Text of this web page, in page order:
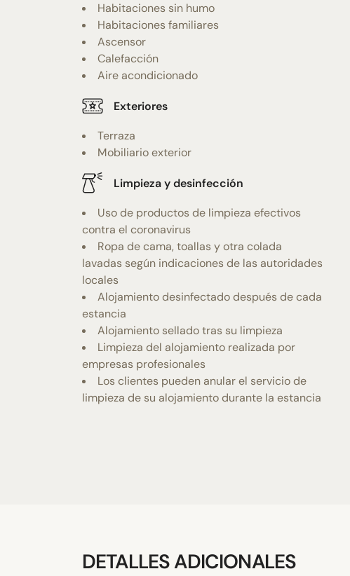
Habitaciones sin humo
Habitaciones familiares
Ascensor
Calefacción
Aire acondicionado
Exteriores
Terraza
Mobiliario exterior
Limpieza y desinfección
Uso de productos de limpieza efectivos
contra el coronavirus
Ropa de cama, toallas y otra colada
lavadas según indicaciones de las autoridades
locales
Alojamiento desinfectado después de cada
estancia
Alojamiento sellado tras su limpieza
Limpieza del alojamiento realizada por
empresas profesionales
Los clientes pueden anular el servicio de
limpieza de su alojamiento durante la estancia
DETALLES ADICIONALES